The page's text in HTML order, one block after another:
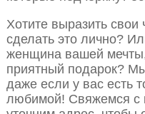
Хотите выразить свои
сделать это лично?
женщина вашей
приятный подарок?
даже если у вас есть
любимой! Свяжемся с